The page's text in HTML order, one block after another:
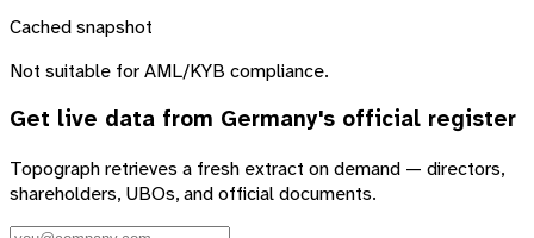
Cached snapshot
Not suitable for AML/KYB compliance.
Get live data from Germany's official register
Topograph retrieves a fresh extract on demand — directors,
shareholders, UBOs, and official documents.